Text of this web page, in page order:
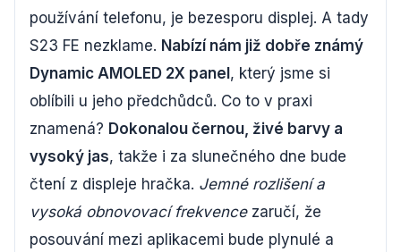
používání telefonu, je bezesporu displej. A tady
S23 FE nezklame. Nabízí nám již dobře známý
Dynamic AMOLED 2X panel, který jsme si
oblíbili u jeho předchůdců. Co to v praxi
znamená? Dokonalou černou, živé barvy a
vysoký jas, takže i za slunečného dne bude
čtení z displeje hračka. Jemné rozlišení a
vysoká obnovovací frekvencezaručí, že
posouvání mezi aplikacemi bude plynulé a